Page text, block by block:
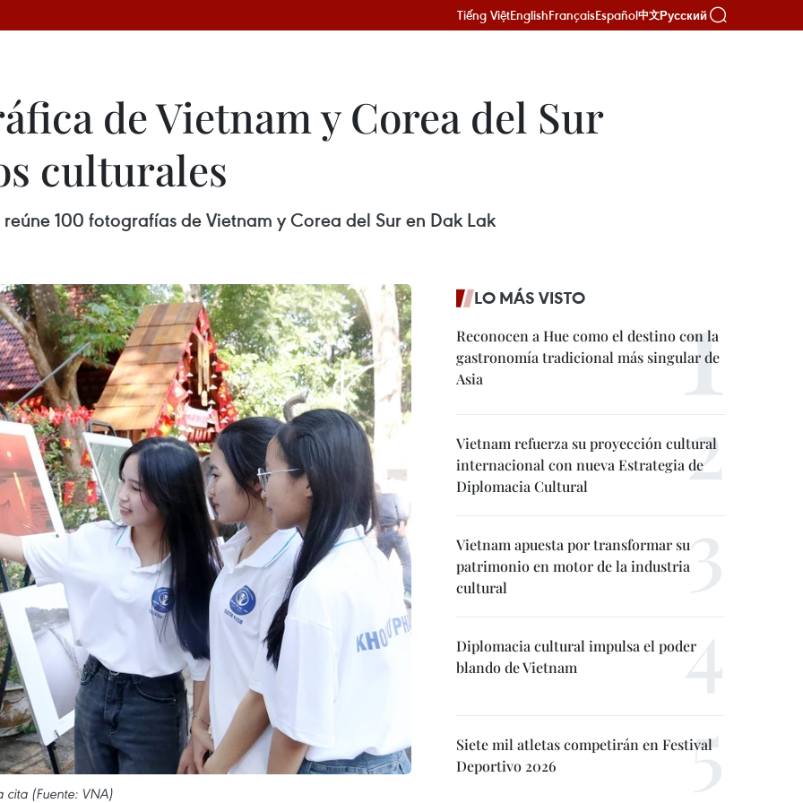
Tiếng ViệtEnglishFrançaisEspañol中文Русский
de Vietnam y Corea del Sur
culturales
100 fotografías de Vietnam y Corea del Sur en Dak Lak
cita (Fuente: VNA)
LO MÁS VISTO
Reconocen a Hue como el destino con la
gastronomía tradicional más singular de
Asia
Vietnam refuerza su proyección cultural
internacional con nueva Estrategia de
Diplomacia Cultural
Vietnam apuesta por transformar su
patrimonio en motor de la industria
cultural
Diplomacia cultural impulsa el poder
blando de Vietnam
Siete mil atletas competirán en Festival
Deportivo 2026